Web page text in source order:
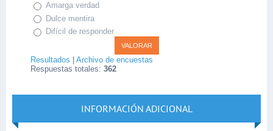
Amarga verdad
Dulce mentira
Difícil de responder
Resultados | Archivo de encuestas
Respuestas totales: 362
INFORMACIÓN ADICIONAL